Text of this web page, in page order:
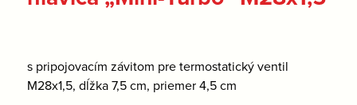
s pripojovacím závitom pre termostatický ventil
M28x1,5, dĺžka 7,5 cm, priemer 4,5 cm